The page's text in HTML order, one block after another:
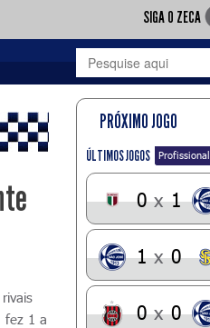
SIGA O ZECA
fez 1 a
PRÓXIMO JOGO
ÚLTIMOS JOGOS Profissional
0 x 1
1 x 0
0 x 0